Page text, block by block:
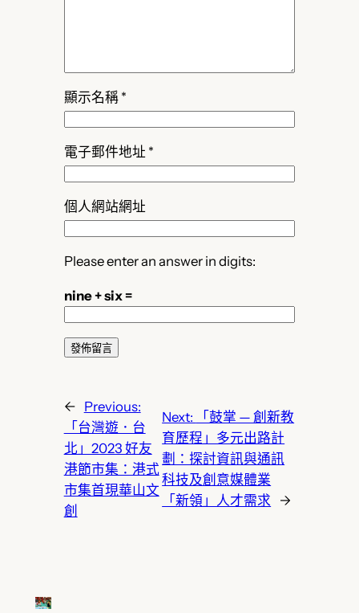
顯示名稱 *
電子郵件地址 *
個人網站網址
Please enter an answer in digits:
nine + six =
←
Previous:
「台灣遊．台
北」2023 好友
港節市集：港式
市集首現華山文
創
Next:
「鼓掌 — 創新教
育歷程」多元出路計
劃：探討資訊與通訊
科技及創意媒體業
「新領」人才需求
→